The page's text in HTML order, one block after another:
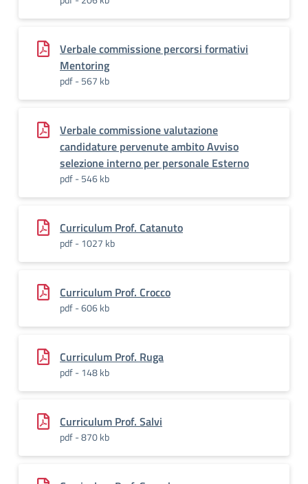
Verbale commissione percorsi formativi
Mentoring
pdf - 567 kb
Verbale commissione valutazione
candidature pervenute ambito Avviso
selezione interno per personale Esterno
pdf - 546 kb
Curriculum Prof. Catanuto
pdf - 1027 kb
Curriculum Prof. Crocco
pdf - 606 kb
Curriculum Prof. Ruga
pdf - 148 kb
Curriculum Prof. Salvi
pdf - 870 kb